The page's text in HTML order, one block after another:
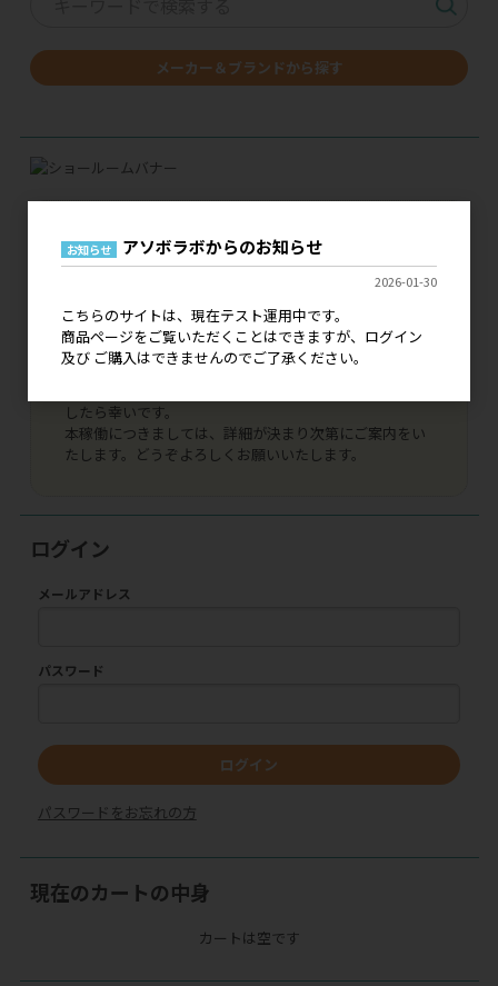
メーカー＆ブランドから探す
現在、こちらのサイトはテスト運用中です。
ログイン 及び ご購入はできませんので、ご了承くださ
既に弊社とお取引いただいているお客様につきまして
は、ご登録いただいております情報で引き継ぎがされま
すのでご安心ください。
代引き決済、銀行振込決済はご利用いただけませんの
したら幸いです。
本稼働につきましては、詳細が決まり次第にご案内をい
たします。どうぞよろしくお願いいたします。
ログイン
メールアドレス
パスワード
ログイン
パスワードをお忘れの方
現在のカートの中身
カートは空です
お知らせ アソボラボからのお知らせ
2026-01-30
こちらのサイトは、現在テスト運用中です。
商品ページをご覧いただくことはできますが、ログイン
及び ご購入はできませんのでご了承ください。